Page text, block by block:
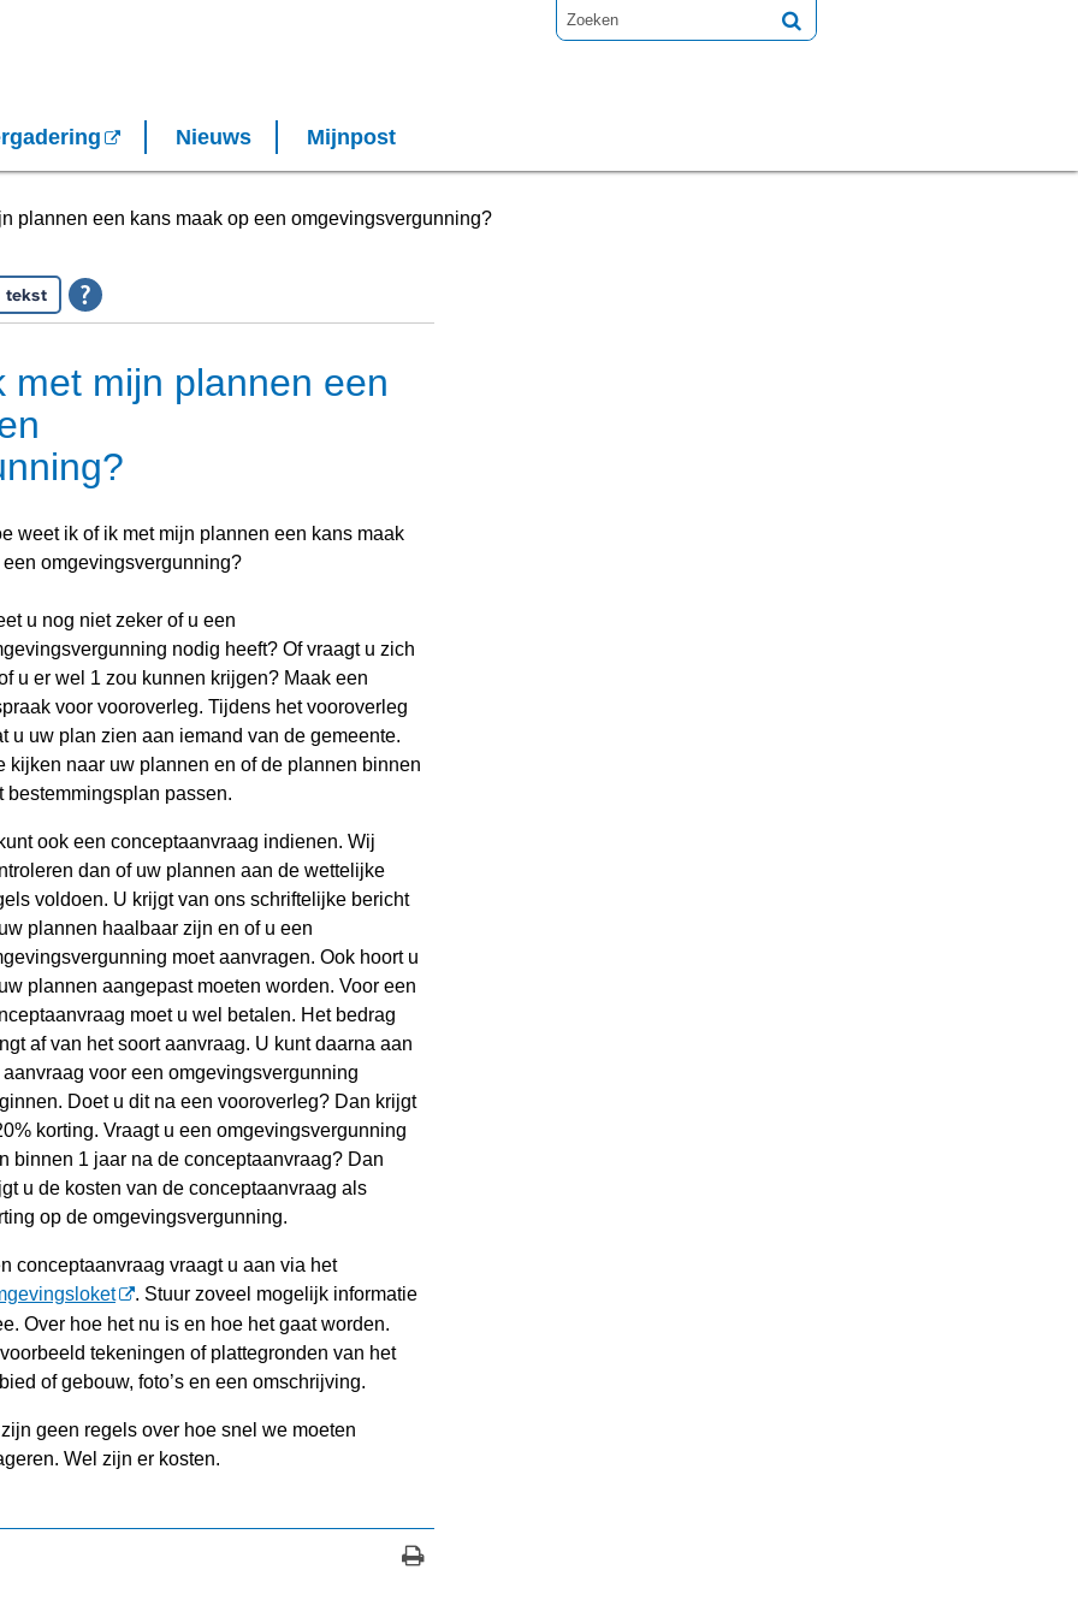
Nieuws Mijnpost
plannen een kans maak op een omgevingsvergunning?
tekst
met mijn plannen een
weet ik of ik met mijn plannen een kans maak
een omgevingsvergunning?
u nog niet zeker of u een
nodig heeft? Of vraagt u zich
u er wel 1 zou kunnen krijgen? Maak een
voor vooroverleg. Tijdens het vooroverleg
u uw plan zien aan iemand van de gemeente.
kijken naar uw plannen en of de plannen binnen
bestemmingsplan passen.
ook een conceptaanvraag indienen. Wij
dan of uw plannen aan de wettelijke
voldoen. U krijgt van ons schriftelijke bericht
plannen haalbaar zijn en of u een
moet aanvragen. Ook hoort u
plannen aangepast moeten worden. Voor een
moet u wel betalen. Het bedrag
af van het soort aanvraag. U kunt daarna aan
aanvraag voor een omgevingsvergunning
Doet u dit na een vooroverleg? Dan krijgt
korting. Vraagt u een omgevingsvergunning
binnen 1 jaar na de conceptaanvraag? Dan
u de kosten van de conceptaanvraag als
op de omgevingsvergunning.
conceptaanvraag vraagt u aan via het
. Stuur zoveel mogelijk informatie
Over hoe het nu is en hoe het gaat worden.
tekeningen of plattegronden van het
of gebouw, foto’s en een omschrijving.
geen regels over hoe snel we moeten
Wel zijn er kosten.